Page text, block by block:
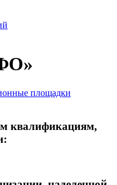
площадки
квалификациям,